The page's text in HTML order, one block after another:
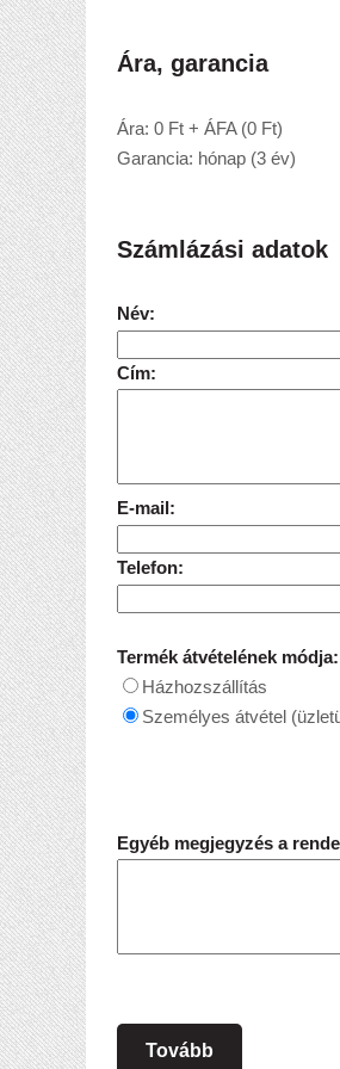
Ára, garancia
Ára: 0 Ft + ÁFA (0 Ft)
Garancia: hónap (3 év)
Számlázási adatok
Név:
Cím:
E-mail:
Telefon:
Termék átvételének módja:
Házhozszállítás
Személyes átvétel
Egyéb megjegyzés a
Tovább